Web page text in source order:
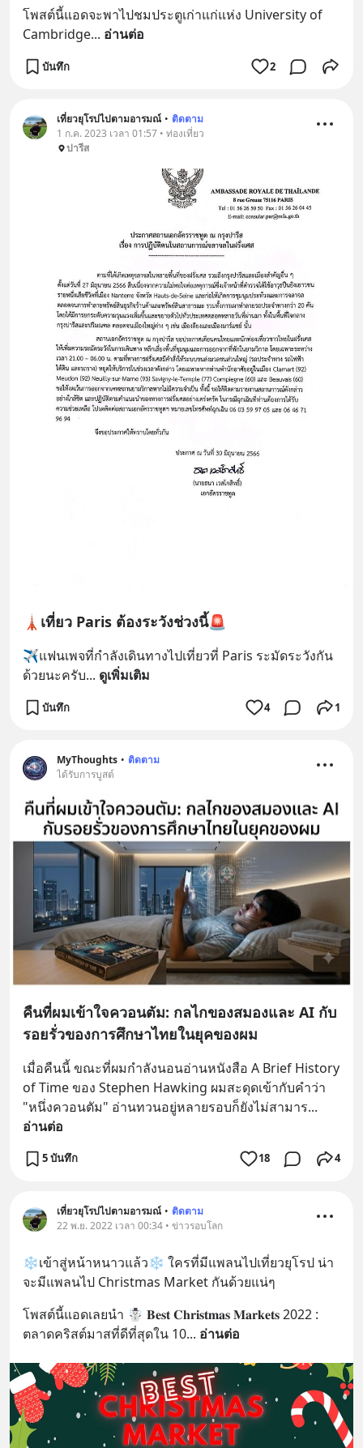
โพสต์นี้แอดจะพาไปชมประตูเก่าแก่แห่ง University of
Cambridge... อ่านต่อ
บันทึก 2
เที่ยวยุโรปไปตามอารมณ์ • ติดตาม
1 ก.ค. 2023 เวลา 01:57 • ท่องเที่ยว
ปารีส
🗼เที่ยว Paris ต้องระวังช่วงนี้🚨
✈️แฟนเพจที่กำลังเดินทางไปเที่ยวที่ Paris ระมัดระวังกัน
ด้วยนะครับ... ดูเพิ่มเติม
บันทึก 4 1
MyThoughts • ติดตาม
ได้รับการบูสต์
คืนที่ผมเข้าใจควอนตัม: กลไกของสมองและ AI กับ
รอยรั่วของการศึกษาไทยในยุคของผม
เมื่อคืนนี้ ขณะที่ผมกำลังนอนอ่านหนังสือ A Brief History
of Time ของ Stephen Hawking ผมสะดุดเข้ากับคำว่า
"หนึ่งควอนตัม" อ่านทวนอยู่หลายรอบก็ยังไม่สามาร
อ่านต่อ
5 บันทึก 18 4
เที่ยวยุโรปไปตามอารมณ์ • ติดตาม
22 พ.ย. 2022 เวลา 00:34 • ข่าวรอบโลก
❄️เข้าสู่หน้าหนาวแล้ว❄️ ใครที่มีแพลนไปเที่ยวยุโรป น่า
จะมีแพลนไป Christmas Market กันด้วยแน่ๆ
โพสต์นี้แอดเลยนำ ☃️ 𝐁𝐞𝐬𝐭 𝐂𝐡𝐫𝐢𝐬𝐭𝐦𝐚𝐬 𝐌𝐚𝐫𝐤𝐞𝐭𝐬 2022 :
ตลาดคริสต์มาสที่ดีที่สุดใน 10... อ่านต่อ